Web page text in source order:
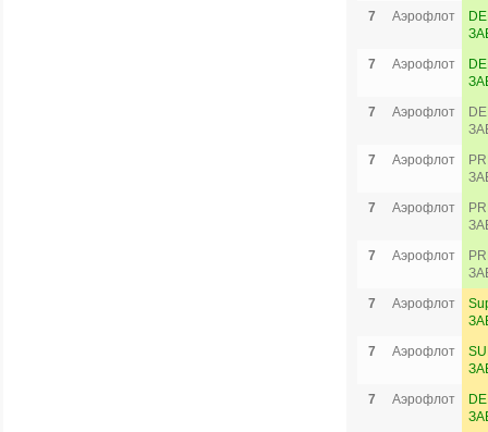
7
Аэрофлот
7
Аэрофлот
7
Аэрофлот
7
Аэрофлот
7
Аэрофлот
7
Аэрофлот
7
Аэрофлот
7
Аэрофлот
7
Аэрофлот